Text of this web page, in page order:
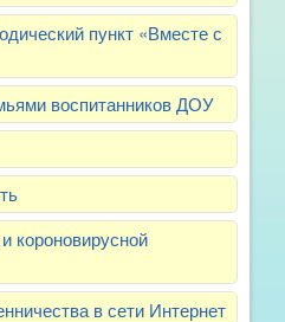
пункт «Вместе с
воспитанников ДОУ
короновирусной
в сети Интернет